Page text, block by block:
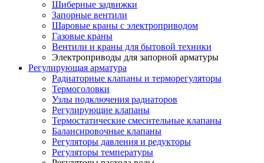
Шиберные задвижки
Запорные вентили
Шаровые краны с электроприводом
Газовые краны
Вентили и краны для бытовой техники
Электроприводы для запорной арматуры
Регулирующая арматура
Радиаторные клапаны и терморегуляторы
Термоголовки
Узлы подключения радиаторов
Регулирующие клапаны
Термостатические смесительные клапаны
Балансировочные клапаны
Регуляторы давления и редукторы
Регуляторы температуры